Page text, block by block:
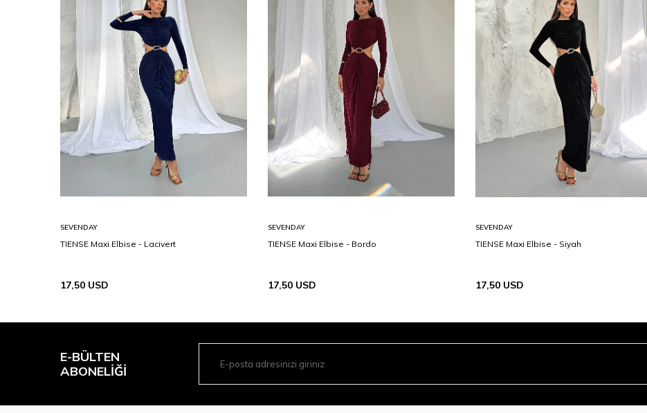
SEVENDAY
TIENSE Maxi Elbise - Lacivert
17,50 USD
SEVENDAY
TIENSE Maxi Elbise - Bordo
17,50 USD
SEVENDAY
TIENSE Maxi Elbise - Siyah
17,50 USD
E-BÜLTEN
ABONELIĞI